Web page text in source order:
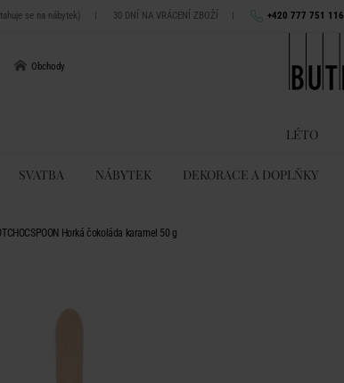
se na nábytek) | 30 DNÍ NA VRÁCENÍ ZBOŽÍ | +420 777 751 116
Obchody
LÉTO
SVATBA NÁBYTEK DEKORACE A DOPLŇKY
Horká čokoláda karamel 50 g